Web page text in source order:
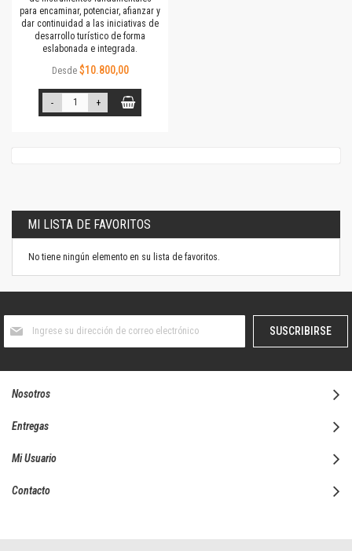
para encaminar, potenciar, afianzar y
dar continuidad a las iniciativas de
desarrollo turístico de forma
eslabonada e integrada.
Desde $10.800,00
- +
MI LISTA DE FAVORITOS
No tiene ningún elemento en su lista de favoritos.
boletín
SUSCRIBIRSE
Nosotros
Entregas
Mi Usuario
Contacto